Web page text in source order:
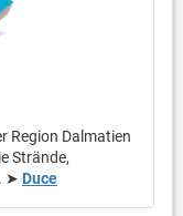
Region Dalmatien
Strände,
➤ Duce